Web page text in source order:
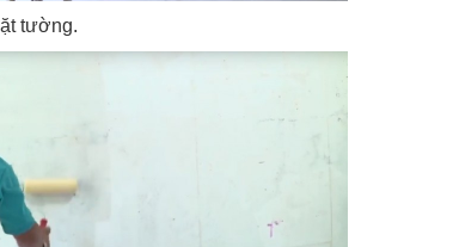
tường.